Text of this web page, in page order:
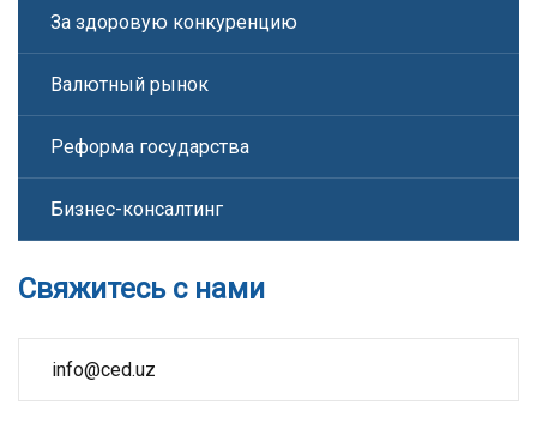
За здоровую конкуренцию
Валютный рынок
Реформа государства
Бизнес-консалтинг
Свяжитесь с нами
info@ced.uz